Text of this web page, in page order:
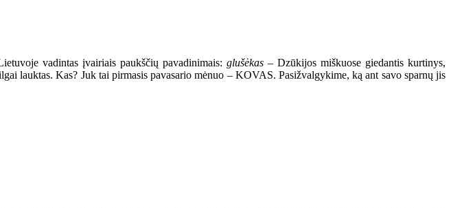
vadintas įvairiais paukščių pavadinimais: glušėkas – Dzūkijos miškuose giedantis kurtinys,
lauktas. Kas? Juk tai pirmasis pavasario mėnuo – KOVAS. Pasižvalgykime, ką ant savo sparnų jis